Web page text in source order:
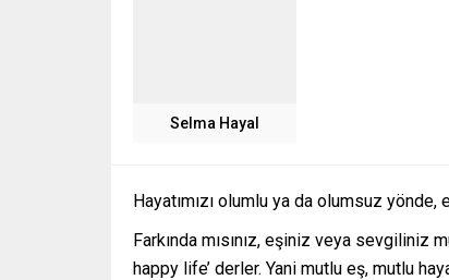
Selma Hayal
Hayatımızı olumlu ya da olumsuz
Farkında mısınız, eşiniz veya sevgiliniz
happy life’ derler. Yani mutlu eş, mutlu